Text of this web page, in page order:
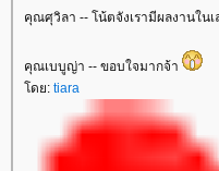
คุณศุวิลา -- โน้ตจังเรามีผลงานใน
คุณเบบูญ่า -- ขอบใจมากจ้า
ดย: tiara